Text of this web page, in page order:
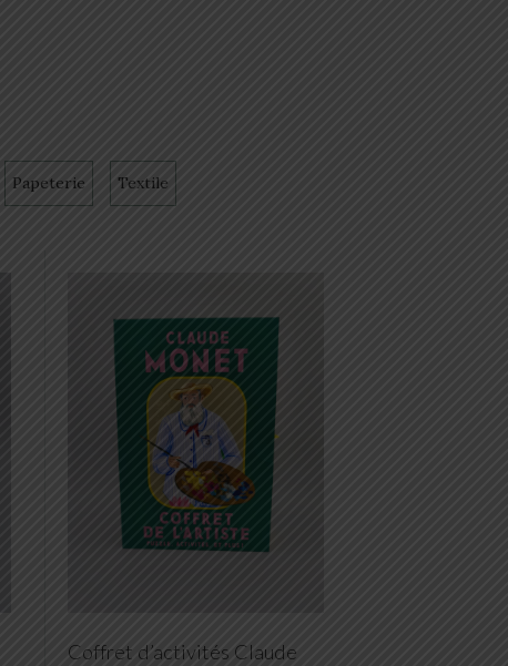
Papeterie Textile
Coffret d’activités Claude